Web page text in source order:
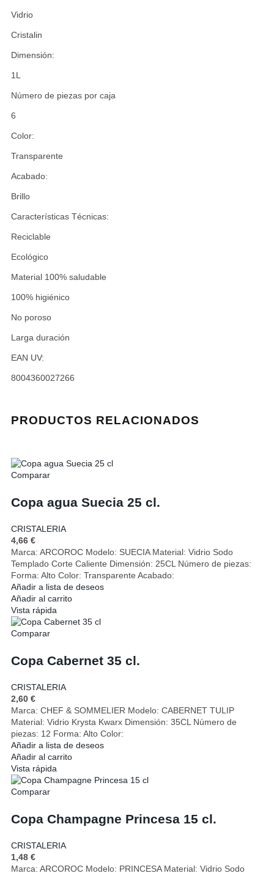
Vidrio
Cristalin
Dimensión:
1L
Número de piezas por caja
6
Color:
Transparente
Acabado:
Brillo
Características Técnicas:
Reciclable
Ecológico
Material 100% saludable
100% higiénico
No poroso
Larga duración
EAN UV:
8004360027266
PRODUCTOS RELACIONADOS
Comparar
Copa agua Suecia 25 cl.
CRISTALERIA
4,66 €
Marca: ARCOROC Modelo: SUECIA Material: Vidrio Sodo
Templado Corte Caliente Dimensión: 25CL Número de piezas:
Forma: Alto Color: Transparente Acabado:
Añadir a lista de deseos
Añadir al carrito
Vista rápida
Comparar
Copa Cabernet 35 cl.
CRISTALERIA
2,60 €
Marca: CHEF & SOMMELIER Modelo: CABERNET TULIP
Material: Vidrio Krysta Kwarx Dimensión: 35CL Número de
piezas: 12 Forma: Alto Color:
Añadir a lista de deseos
Añadir al carrito
Vista rápida
Comparar
Copa Champagne Princesa 15 cl.
CRISTALERIA
1,48 €
Marca: ARCOROC Modelo: PRINCESA Material: Vidrio Sodo